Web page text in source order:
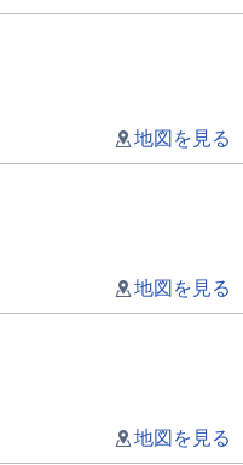
地図を見る
地図を見る
地図を見る